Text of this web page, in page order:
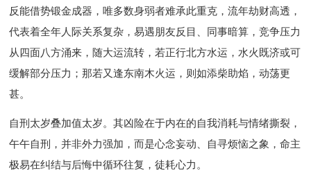
反能借势锻金成器，唯多数身弱者难承此重克，流年劫财高透，
代表着全年人际关系复杂，易遇朋友反目、同事暗算，竞争压力
从四面八方涌来，随大运流转，若正行北方水运，水火既济或可
缓解部分压力；那若又逢东南木火运，则如添柴助焰，动荡更
甚。
自刑太岁叠加值太岁。其凶险在于内在的自我消耗与情绪撕裂，
午午自刑，并非外力强加，而是心念妄动、自寻烦恼之象，命主
极易在纠结与后悔中循环往复，徒耗心力。